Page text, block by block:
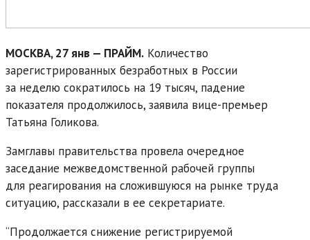
МОСКВА, 27 янв — ПРАЙМ. Количество
зарегистрированных безработных в России
за неделю сократилось на 19 тысяч, падение
показателя продолжилось, заявила вице-премьер
Татьяна Голикова.
Замглавы правительства провела очередное
заседание межведомственной рабочей группы
для реагирования на сложившуюся на рынке труда
ситуацию, рассказали в ее секретариате.
“Продолжается снижение регистрируемой